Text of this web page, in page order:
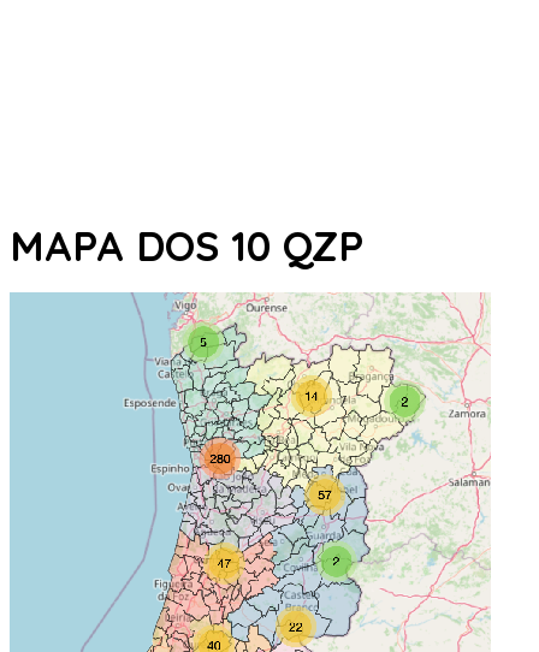
MAPA DOS 10 QZP